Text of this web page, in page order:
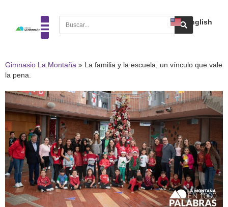
English
Gimnasio La Montaña » La familia y la escuela, un vínculo que vale
la pena.